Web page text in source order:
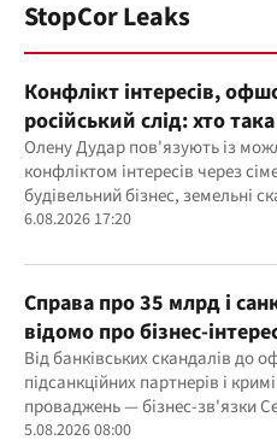
StopCor Leaks
Конфлікт інтересів,
російський слід: хто
Олену Дудар пов'язують із
конфліктом інтересів через
будівельний бізнес, земельні
судові справи
6.08.2026 17:20
Справа про 35 млрд і
відомо про бізнес-
"Родовід Банку" до
Від банківських скандалів до
підсанкційних партнерів і
проваджень — бізнес-зв'язки
Дядечка й досі простягаються
5.08.2026 08:00